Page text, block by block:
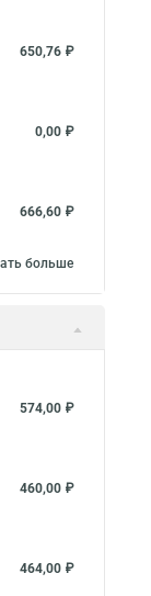
650,76 ₽
0,00 ₽
666,60 ₽
больше
574,00 ₽
460,00 ₽
464,00 ₽